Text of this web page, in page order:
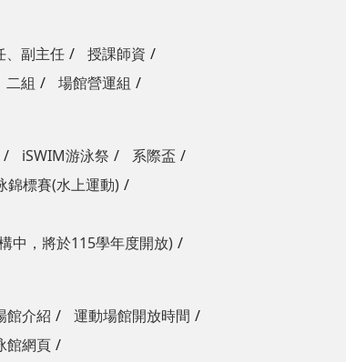
、副主任
授課師資
二組
場館營運組
iSWIM游泳祭
系際盃
錦標賽(水上運動)
中，將於115學年度開放)
館介紹
運動場館開放時間
館網頁